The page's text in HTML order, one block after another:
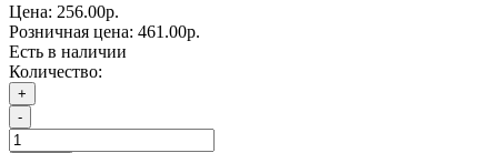
Цена: 256.00р.
Розничная цена: 461.00р.
Есть в наличии
Количество:
+
-